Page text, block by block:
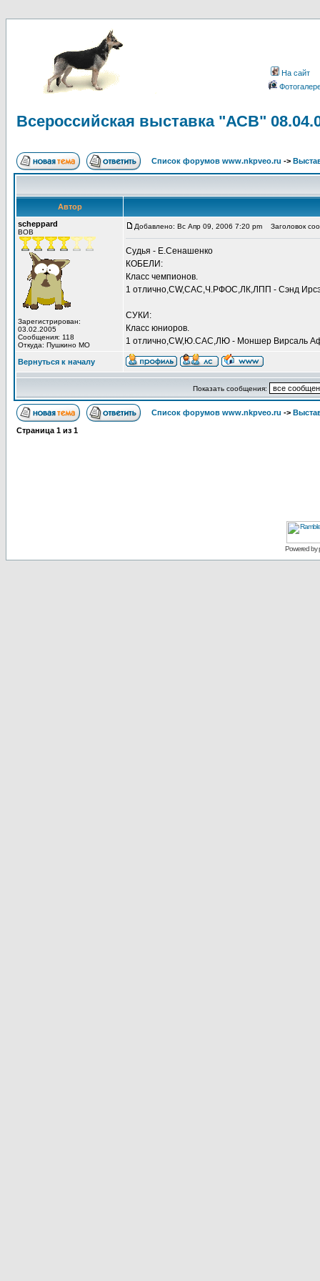
На сайт
Всероссийская выставка "АСВ"
Список форумов www.nkpveo.ru ->
Автор
scheppard
BOB
Зарегистрирован:
03.02.2005
Сообщения: 118
Откуда: Пушкино МО
Добавлено: Вс Апр 09, 2006 7:20 pm Заголовок
Судья - Е.Сенашенко
КОБЕЛИ:
Класс чемпионов.
1 отлично,CW,САС,Ч.РФОС,ЛК,ЛПП - Сэнд
СУКИ:
Класс юниоров.
1 отлично,CW,Ю.САС,ЛЮ - Моншер Вирсаль
Вернуться к началу
Показать сообщения:
Список форумов www.nkpveo.ru ->
Страница 1 из 1
Powered by